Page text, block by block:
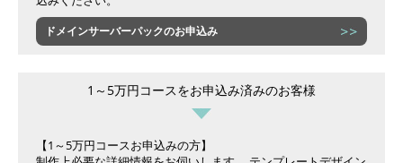
ドメインサーバーパックのお申込み
1～5万円コースをお申込み済みのお客様
【1～5万円コースお申込みの方】